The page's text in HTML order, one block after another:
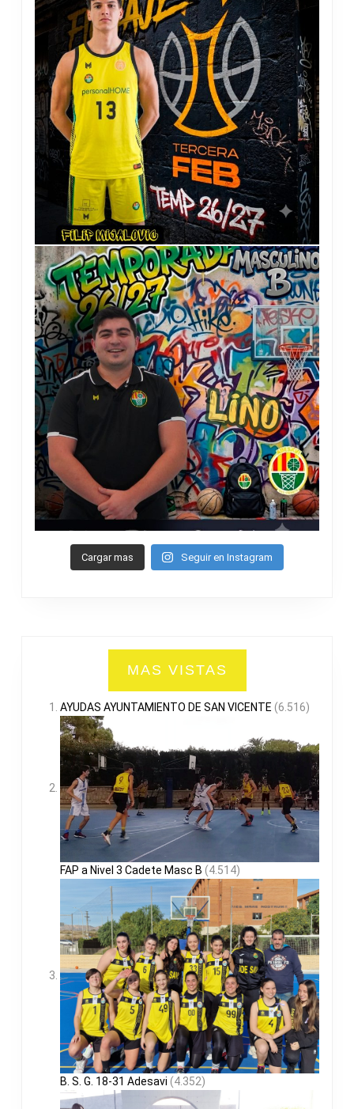
Cargar mas Seguir en Instagram
MAS VISTAS
AYUDAS AYUNTAMIENTO DE SAN VICENTE (6.516)
FAP a Nivel 3 Cadete Masc B (4.514)
B. S. G. 18-31 Adesavi (4.352)